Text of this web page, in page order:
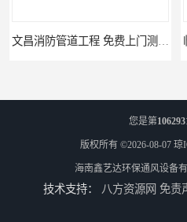
文昌消防管道工程 免费上门测量设计 临高县消防排
您是第
版权所有 ©2026-08-07 琼
海南鑫艺达环保通风设备
技术支持： 八方资源网 免责